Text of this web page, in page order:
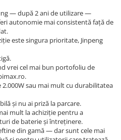
— după 2 ani de utilizare —
autonomie mai consistentă față de
este singura prioritate, Jinpeng
vrei cel mai bun portofoliu de
sau mai mult cu durabilitatea
și nu ai priză la parcare.
mult la achiziție pentru a
de baterie și întreținere.
din gamă — dar sunt cele mai